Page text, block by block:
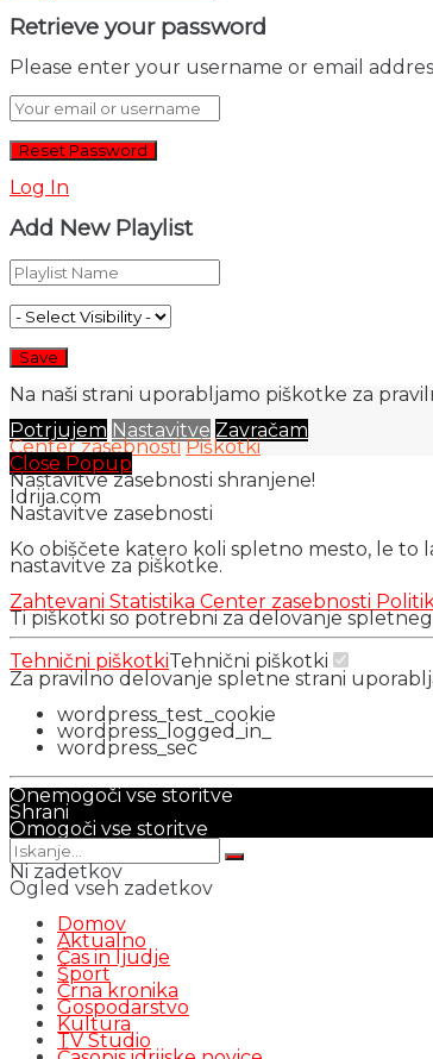
Retrieve your password
Please enter your username or email
Log In
Add New Playlist
Na naši strani uporabljamo piškotke za
Potrjujem Nastavitve Zavračam
Center zasebnosti Piškotki
Close Popup
Nastavitve zasebnosti shranjene!
Idrija.com
Nastavitve zasebnosti
Ko obiščete katero koli spletno mesto, le to
nastavitve za piškotke.
Zahtevani Statistika Center zasebnosti
Ti piškotki so potrebni za delovanje
Tehnični piškotkiTehnični piškotki
Za pravilno delovanje spletne strani
wordpress_test_cookie
wordpress_logged_in_
wordpress_sec
Onemogoči vse storitve
Shrani
Omogoči vse storitve
Ni zadetkov
Ogled vseh zadetkov
Domov
Aktualno
Čas in ljudje
Šport
Črna kronika
Gospodarstvo
Kultura
TV Studio